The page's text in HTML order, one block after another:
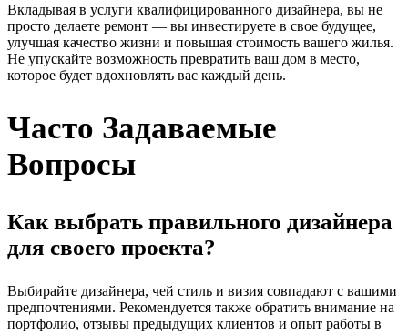
Вкладывая в услуги квалифицированного дизайнера, вы не
просто делаете ремонт — вы инвестируете в свое будущее,
улучшая качество жизни и повышая стоимость вашего жилья.
Не упускайте возможность превратить ваш дом в место,
которое будет вдохновлять вас каждый день.
Часто Задаваемые
Вопросы
Как выбрать правильного дизайнера
для своего проекта?
Выбирайте дизайнера, чей стиль и визия совпадают с вашими
предпочтениями. Рекомендуется также обратить внимание на
портфолио, отзывы предыдущих клиентов и опыт работы в